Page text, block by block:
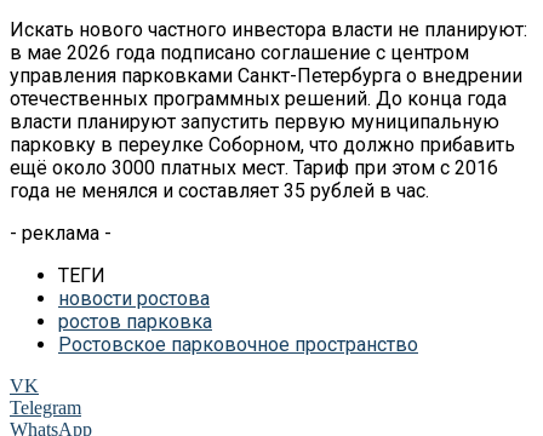
Искать нового частного инвестора власти не планируют:
в мае 2026 года подписано соглашение с центром
управления парковками Санкт-Петербурга о внедрении
отечественных программных решений. До конца года
власти планируют запустить первую муниципальную
парковку в переулке Соборном, что должно прибавить
ещё около 3000 платных мест. Тариф при этом с 2016
года не менялся и составляет 35 рублей в час.
- реклама -
ТЕГИ
новости ростова
ростов парковка
Ростовское парковочное пространство
VK
Telegram
WhatsApp